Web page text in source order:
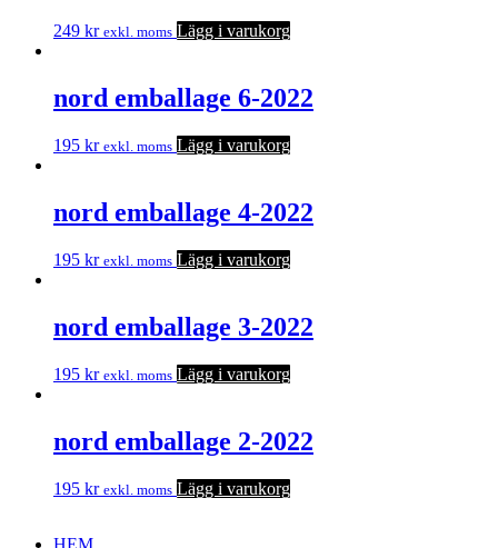
249 kr exkl. moms Lägg i varukorg
nord emballage 6-2022
195 kr exkl. moms Lägg i varukorg
nord emballage 4-2022
195 kr exkl. moms Lägg i varukorg
nord emballage 3-2022
195 kr exkl. moms Lägg i varukorg
nord emballage 2-2022
195 kr exkl. moms Lägg i varukorg
HEM